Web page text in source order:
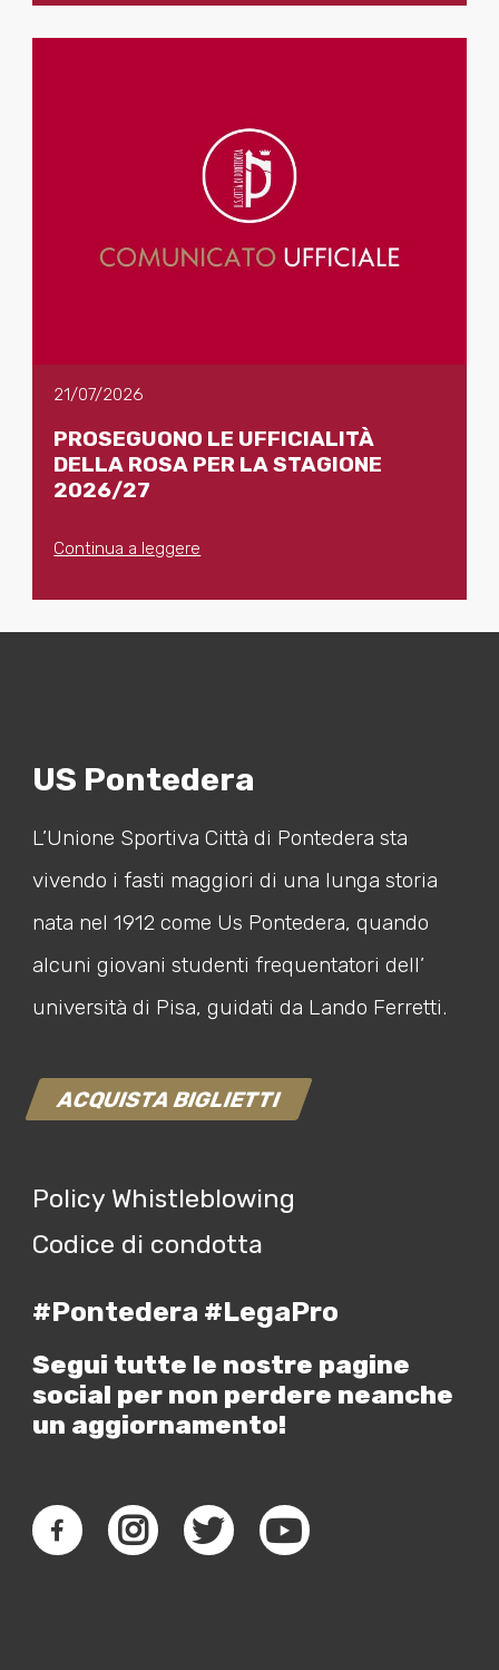
21/07/2026
PROSEGUONO LE UFFICIALITÀ
DELLA ROSA PER LA STAGIONE
2026/27
Continua a leggere
US Pontedera
L’Unione Sportiva Città di Pontedera sta
vivendo i fasti maggiori di una lunga storia
nata nel 1912 come Us Pontedera, quando
alcuni giovani studenti frequentatori dell’
università di Pisa, guidati da Lando Ferretti.
ACQUISTA BIGLIETTI
Policy Whistleblowing
Codice di condotta
#Pontedera #LegaPro
Segui tutte le nostre pagine
social per non perdere neanche
un aggiornamento!